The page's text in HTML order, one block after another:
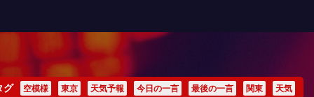
グ 空模様 東京 天気予報 今日の一言 最後の一言 関東 天気